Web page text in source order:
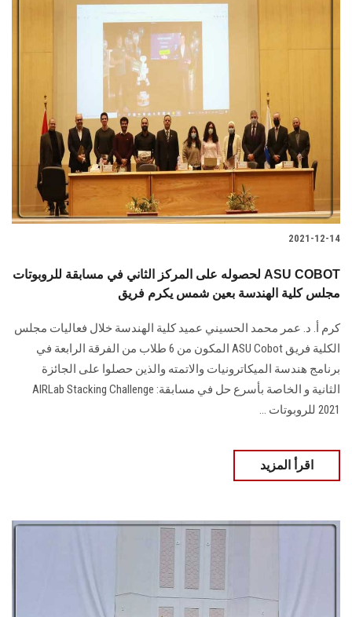
2021-12-14
لحصوله على المركز الثاني في مسابقة للروبوتات ASU COBOT
مجلس كلية الهندسة بعين شمس يكرم فريق
كرم أ. د. عمر محمد الحسيني عميد كلية الهندسة خلال فعاليات مجلس
الكلية فريق ASU Cobot المكون من 6 طلاب من الفرقة الرابعة في
برنامج هندسة الميكاترونيات والاتمته والذين حصلوا على الجائزة
الثانية و الخاصة بأسرع حل في مسابقة: AIRLab Stacking Challenge
2021 للروبوتات ...
اقرأ المزيد